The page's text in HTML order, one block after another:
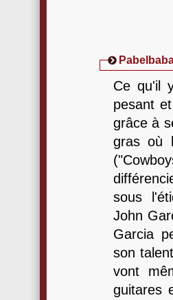
Ce qu'il
pesant
grâce à
gras où
sous
John
Garcia
son
vont
guitares